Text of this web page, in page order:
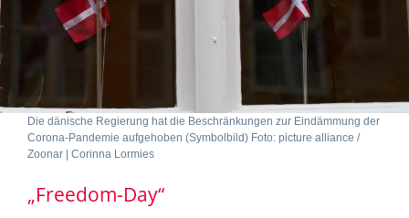
Die dänische Regierung hat die Beschränkungen zur Eindämmung der
Corona-Pandemie aufgehoben (Symbolbild) Foto: picture alliance /
Zoonar | Corinna Lormies
„Freedom-Day“